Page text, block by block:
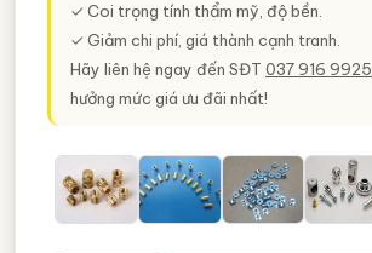
✓ Coi trọng tính thẩm mỹ, độ bền.
✓ Giảm chi phí, giá thành cạnh tranh.
Hãy liên hệ ngay đến SĐT 037 916 9925
hưởng mức giá ưu đãi nhất!